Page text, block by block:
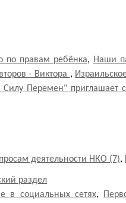
по правам ребёнка, Наши
- Виктора ,
Перемен" приглашает
деятельности НКО (7),
раздел
в социальных сетях,